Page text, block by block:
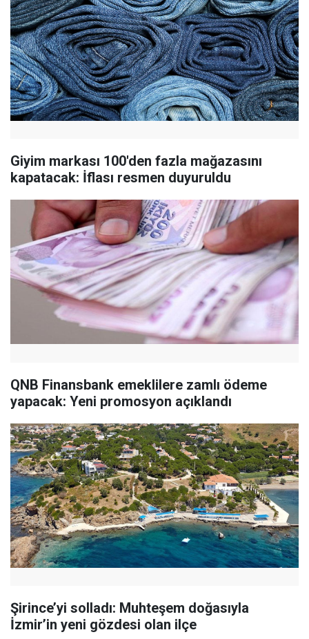
Giyim markası 100'den fazla mağazasını
kapatacak: İflası resmen duyuruldu
QNB Finansbank emeklilere zamlı ödeme
yapacak: Yeni promosyon açıklandı
Şirince’yi solladı: Muhteşem doğasıyla
İzmir’in yeni gözdesi olan ilçe